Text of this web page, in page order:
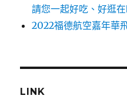
請您一起好吃、好逛
2022福德航空嘉年華
LINK